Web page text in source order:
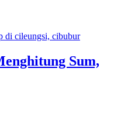
Sum,